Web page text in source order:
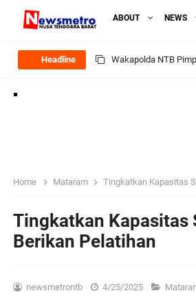
ABOUT NEWS
Headline Kapolsek
Jelang HUT RI
Home Mataram Tingkatkan Kapasitas
Tingkatkan Kapasitas
Berikan Pelatihan
newsmetrontb 4/25/2025